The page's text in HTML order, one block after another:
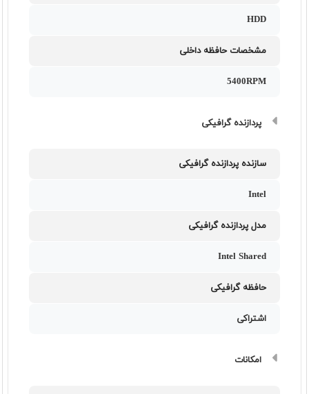
HDD
مشخصات حافظه داخلی
5400RPM
پردازنده گرافیکی
سازنده پردازنده گرافیکی
Intel
مدل پردازنده گرافیکی
Intel Shared
حافظه گرافیکی
اشتراکی
امکانات